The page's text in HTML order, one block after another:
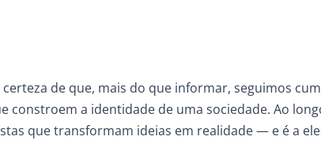
de que, mais do que informar, seguimos
a identidade de uma sociedade. Ao
que transformam ideias em realidade — e é a